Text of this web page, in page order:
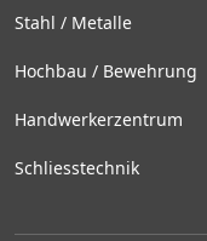
Stahl / Metalle
Hochbau / Bewehrung
Handwerkerzentrum
Schliesstechnik